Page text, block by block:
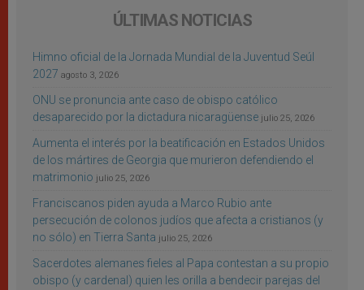
ÚLTIMAS NOTICIAS
Himno oficial de la Jornada Mundial de la Juventud Seúl
2027 agosto 3, 2026
ONU se pronuncia ante caso de obispo católico
desaparecido por la dictadura nicaragüense julio 25, 2026
Aumenta el interés por la beatificación en Estados Unidos
de los mártires de Georgia que murieron defendiendo el
matrimonio julio 25, 2026
Franciscanos piden ayuda a Marco Rubio ante
persecución de colonos judíos que afecta a cristianos (y
no sólo) en Tierra Santa julio 25, 2026
Sacerdotes alemanes fieles al Papa contestan a su propio
obispo (y cardenal) quien les orilla a bendecir parejas del